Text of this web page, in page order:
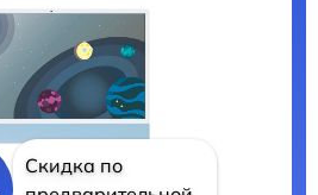
Скидка по